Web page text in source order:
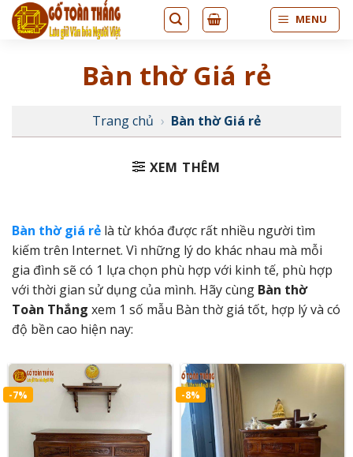
Bỏ
qua
MENU
Bàn thờ Giá rẻ
Trang chủ › Bàn thờ Giá rẻ
XEM THÊM
Bàn thờ giá rẻ là từ khóa được rất nhiều người tìm
kiếm trên Internet. Vì những lý do khác nhau mà mỗi
gia đình sẽ có 1 lựa chọn phù hợp với kinh tế, phù hợp
với thời gian sử dụng của mình. Hãy cùng Bàn thờ
Toàn Thắng xem 1 số mẫu Bàn thờ giá tốt, hợp lý và có
độ bền cao hiện nay:
-7% -8%